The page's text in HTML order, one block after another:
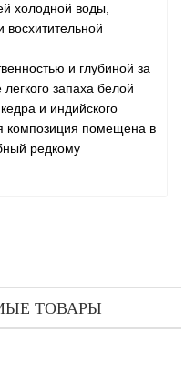
холодной воды,
восхитительной
и глубиной за
легкого запаха белой
и индийского
помещена в
редкому
ТОВАРЫ